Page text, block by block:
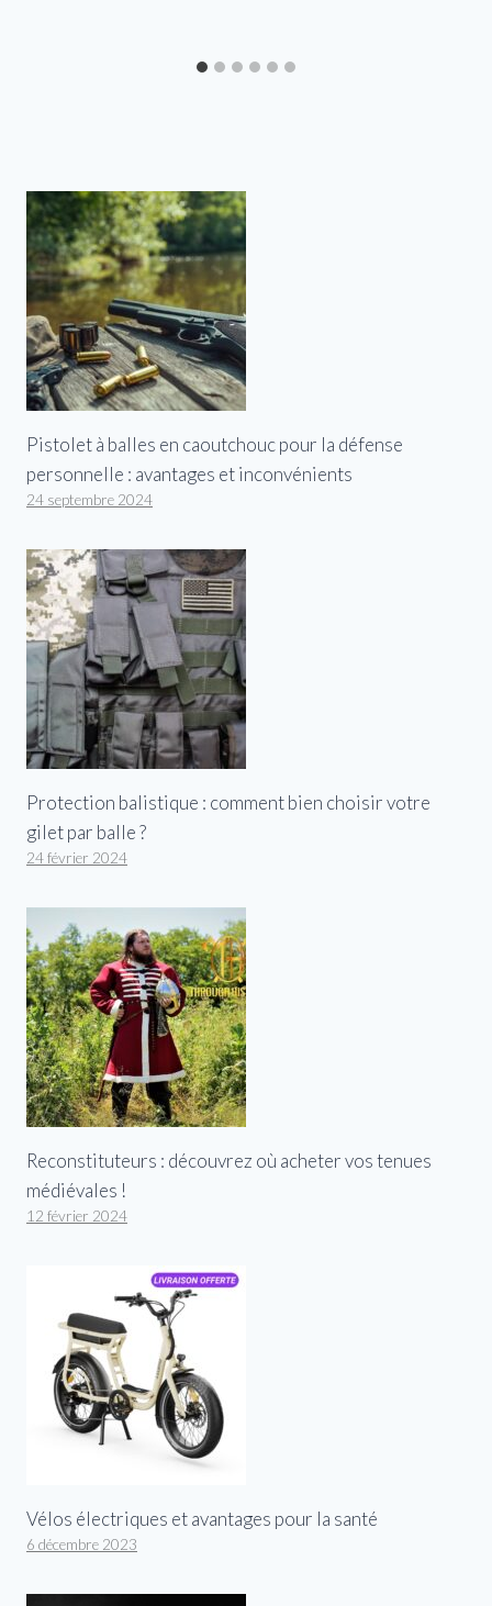
Pistolet à balles en caoutchouc pour la défense
personnelle : avantages et inconvénients
24 septembre 2024
Protection balistique : comment bien choisir votre
gilet par balle ?
24 février 2024
Reconstituteurs : découvrez où acheter vos tenues
médiévales !
12 février 2024
Vélos électriques et avantages pour la santé
6 décembre 2023